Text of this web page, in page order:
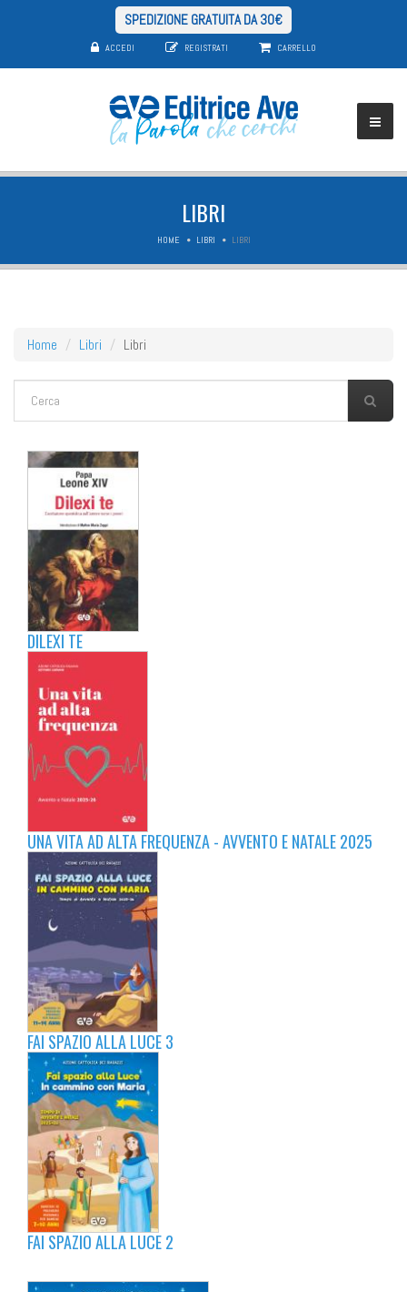
SPEDIZIONE GRATUITA DA 30€
ACCEDI REGISTRATI CARRELLO
LIBRI
HOME LIBRI LIBRI
Home Libri Libri
FORM DI RICERCA
DILEXI TE
UNA VITA AD ALTA FREQUENZA - AVVENTO E NATALE 2025
FAI SPAZIO ALLA LUCE 3
FAI SPAZIO ALLA LUCE 2